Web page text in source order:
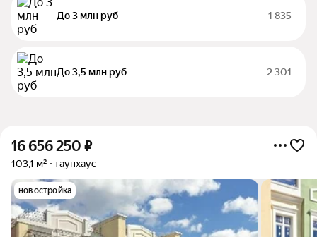
До 3 млн руб 1 835
До 3,5 млн руб 2 301
16 656 250 ₽
103,1 м² таунхаус
новостройка